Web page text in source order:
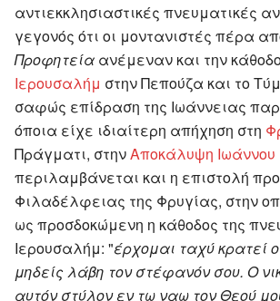
αντιεκκλησιαστικές πνευματικές
γεγονός ότι οι μοντανιστές πέρα
Προφητεία ανέμεναν και την
Ιερουσαλήμ στην Πεπούζα και το
σαφώς επίδραση της Ιωάννειας
όποια είχε ιδιαίτερη απήχηση στη
Πράγματι, στηνΑποκάλυψη Ιωάννου
περιλαμβάνεται και η επιστολή
Φιλαδέλφειας της Φρυγίας, στην
ως προσδοκώμενη η κάθοδος της
Ιερουσαλήμ: "έρχομαι ταχύ κρατεί
μηδείς λάβη τον στέφανόν σου. Ο
αυτόν στύλον εν τω ναω τον Θεού